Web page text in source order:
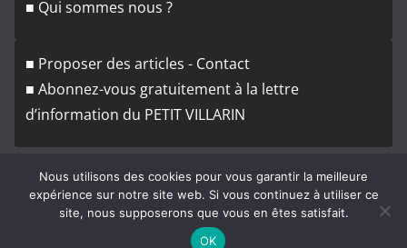
■ Qui sommes nous ?
■ Proposer des articles - Contact
■ Abonnez-vous gratuitement à la lettre
d’information du PETIT VILLARIN
Le Petit Villarin
Nous utilisons des cookies pour vous garantir la meilleure
expérience sur notre site web. Si vous continuez à utiliser ce
site, nous supposerons que vous en êtes satisfait.
OK